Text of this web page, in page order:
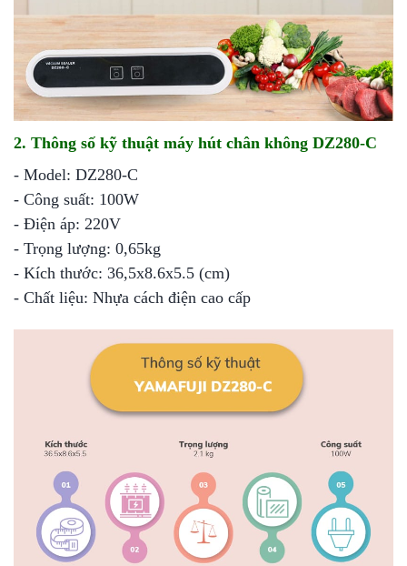
2. Thông số kỹ thuật máy hút chân không DZ280-C
- Model: DZ280-C
- Công suất: 100W
- Điện áp: 220V
- Trọng lượng: 0,65kg
- Kích thước: 36,5x8.6x5.5 (cm)
- Chất liệu: Nhựa cách điện cao cấp